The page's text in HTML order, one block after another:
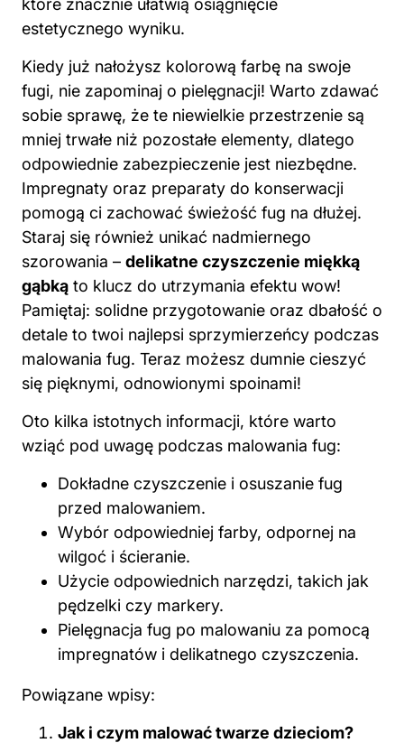
które znacznie ułatwią osiągnięcie
estetycznego wyniku.
Kiedy już nałożysz kolorową farbę na swoje
fugi, nie zapominaj o pielęgnacji! Warto zdawać
sobie sprawę, że te niewielkie przestrzenie są
mniej trwałe niż pozostałe elementy, dlatego
odpowiednie zabezpieczenie jest niezbędne.
Impregnaty oraz preparaty do konserwacji
pomogą ci zachować świeżość fug na dłużej.
Staraj się również unikać nadmiernego
szorowania – delikatne czyszczenie miękką
gąbką to klucz do utrzymania efektu wow!
Pamiętaj: solidne przygotowanie oraz dbałość o
detale to twoi najlepsi sprzymierzeńcy podczas
malowania fug. Teraz możesz dumnie cieszyć
się pięknymi, odnowionymi spoinami!
Oto kilka istotnych informacji, które warto
wziąć pod uwagę podczas malowania fug:
Dokładne czyszczenie i osuszanie fug
przed malowaniem.
Wybór odpowiedniej farby, odpornej na
wilgoć i ścieranie.
Użycie odpowiednich narzędzi, takich jak
pędzelki czy markery.
Pielęgnacja fug po malowaniu za pomocą
impregnatów i delikatnego czyszczenia.
Powiązane wpisy:
Jak i czym malować twarze dzieciom?